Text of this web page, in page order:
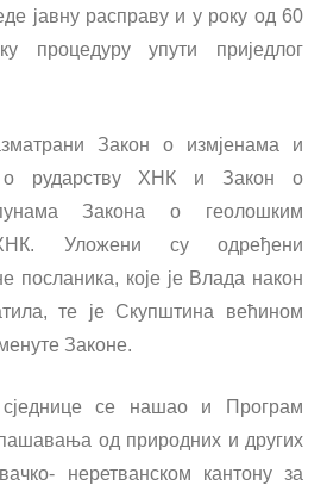
јавну расправу и у року од 60
процедуру упути приједлог
Закон о измјенама и
о рударству ХНК и Закон о
Закона о геолошким
Уложени су одређени
посланика, које је Влада након
те је Скупштина већином
Законе.
се нашао и Програм
од природних и других
неретванском кантону за